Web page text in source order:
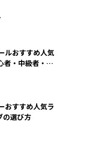
ルおすすめ人気
者・中級者・上
おすすめ人気ラ
の選び方